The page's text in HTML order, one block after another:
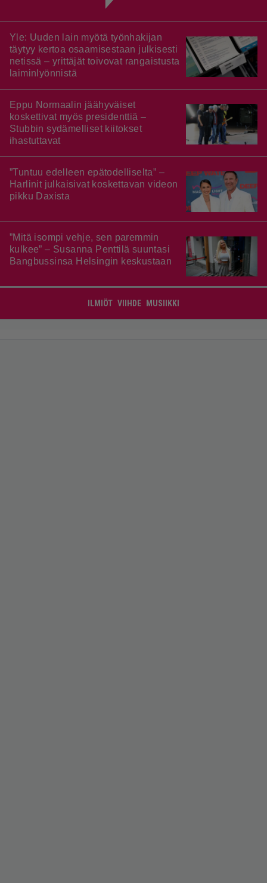
Yle: Uuden lain myötä työnhakijan
täytyy kertoa osaamisestaan julkisesti
netissä – yrittäjät toivovat rangaistusta
laiminlyönnistä
Eppu Normaalin jäähyväiset
koskettivat myös presidenttiä –
Stubbin sydämelliset kiitokset
ihastuttavat
”Tuntuu edelleen epätodelliselta” –
Harlinit julkaisivat koskettavan videon
pikku Daxista
”Mitä isompi vehje, sen paremmin
kulkee” – Susanna Penttilä suuntasi
Bangbussinsa Helsingin keskustaan
ILMIÖT VIIHDE MUSIIKKI